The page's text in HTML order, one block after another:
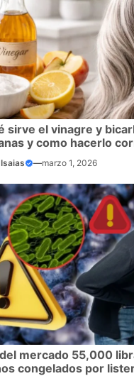
sirve el vinagre y
y como hacerlo
—marzo 1, 2026
mercado 55,000
congelados por